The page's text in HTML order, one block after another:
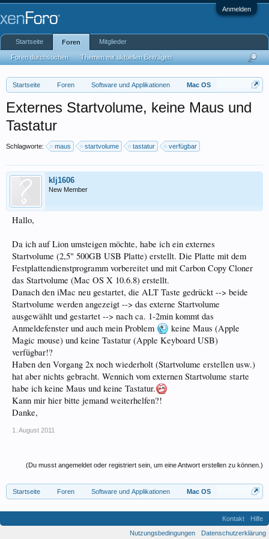
Anmelden
Startseite Foren Software und Applikationen Mac OS
Externes Startvolume, keine Maus und
Tastatur
Schlagworte: maus startvolume tastatur verfügbar
klj1606
New Member
Hallo,
Da ich auf Lion umsteigen möchte, habe ich ein externes
Startvolume (2,5" 500GB USB Platte) erstellt. Die Platte mit dem
Festplattendienstprogramm vorbereitet und mit Carbon Copy Cloner
das Startvolume (Mac OS X 10.6.8) erstellt.
Danach den iMac neu gestartet, die ALT Taste gedrückt --> beide
Startvolume werden angezeigt --> das externe Startvolume
ausgewählt und gestartet --> nach ca. 1-2min kommt das
Anmeldefenster und auch mein Problem
keine Maus (Apple
Magic mouse) und keine Tastatur (Apple Keyboard USB)
verfügbar!?
Haben den Vorgang 2x noch wiederholt (Startvolume erstellen usw.)
hat aber nichts gebracht. Wennich vom externen Startvolume starte
habe ich keine Maus und keine Tastatur.
Kann mir hier bitte jemand weiterhelfen?!
Danke,
1. August 2011
(Du musst angemeldet oder registriert sein, um eine Antwort erstellen zu können.)
Startseite Foren Software und Applikationen Mac OS
Startseite Foren
Foren durchsuchen Themen mit aktuellen Beiträgen
Mitglieder
Kontakt
Hilfe
Nutzungsbedingungen
Datenschutzerklärung